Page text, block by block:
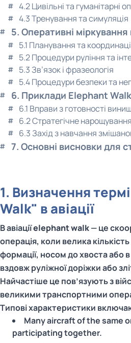
4.2 Цивільні та гуманітарні
4.3 Тренування та симуляція
5. Оперативні
5.1 Планування та
5.2 Процедури руління та
5.3 Зв’язок і фразеологія
5.4 Процедури безпеки та
6. Приклади Elephant
6.1 Вправи з готовності
6.2 Стратегічне
6.3 Захід з навчання
7. Основні висновки для
1. Визначення
Walk" в авіації
В авіаціїelephant walk— це
операція, коли велика
формації, носом до хвоста або
вздовж руліжної доріжки або
Найчастіше це пов’язують з
великими транспортними
Типові характеристики
Many aircraft of the same
participating together.